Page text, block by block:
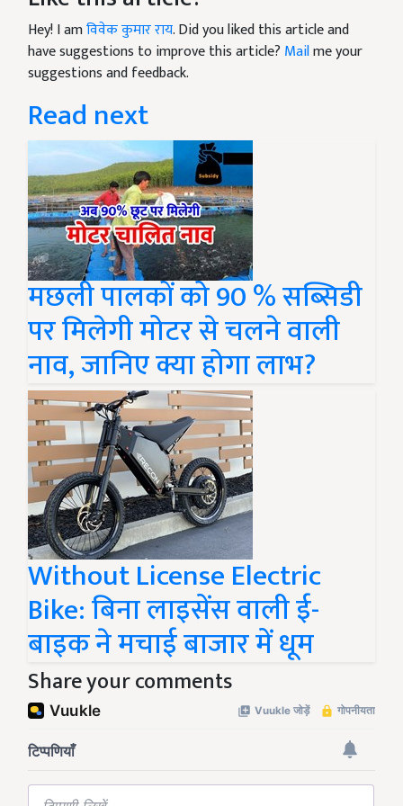
Hey! I amविवेक कुमार राय. Did you liked this article and
have suggestions to improve this article? Mailme your
suggestions and feedback.
Read next
मछली पालकों को 90 % सब्सिडी
पर मिलेगी मोटर से चलने वाली
नाव, जानिए क्या होगा लाभ?
Without License Electric
Bike: बिना लाइसेंस वाली ई-
बाइक ने मचाई बाजार में धूम
Share your comments